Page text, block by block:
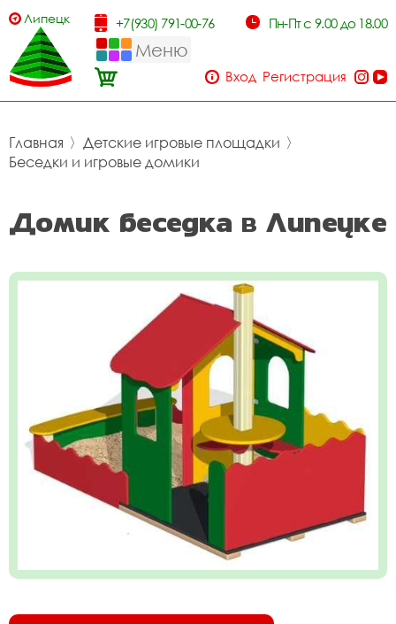
Липецк +7(930) 791-00-76 Пн-Пт с 9.00 до 18.00
Меню
Вход Регистрация
Главная 〉 Детские игровые площадки 〉
Беседки и игровые домики
Домик беседка в Липецке